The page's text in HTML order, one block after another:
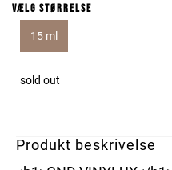
Vælg størrelse
15 ml
sold out
Produkt beskrivelse